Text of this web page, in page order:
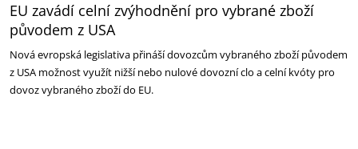
EU zavádí celní zvýhodnění pro vybrané zboží
původem z USA
Nová evropská legislativa přináší dovozcům vybraného zboží původem
z USA možnost využít nižší nebo nulové dovozní clo a celní kvóty pro
dovoz vybraného zboží do EU.